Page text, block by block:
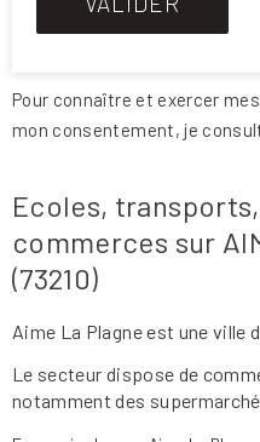
Pour connaître et exercer
mon consentement, je
Ecoles,
commerces sur
(73210)
Aime La Plagne est une ville
Le secteur dispose de
notamment des